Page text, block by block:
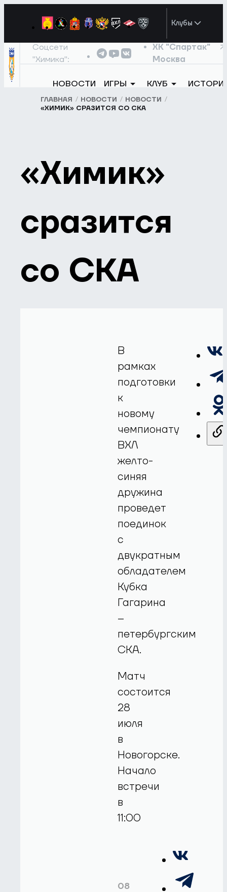
Клубы
Соцсети
"Химика":
ХК "Спартак"
Москва
НОВОСТИ ИГРЫ КЛУБ
ГЛАВНАЯ НОВОСТИ
НОВОСТИ
«ХИМИК» СРАЗИТСЯ СО СКА
«Химик»
сразится
со СКА
В
рамках
подготовки
к
новому
чемпионату
ВХЛ
желто-
синяя
дружина
проведет
поединок
с
двукратным
обладателем
Кубка
Гагарина
–
петербургским
СКА.
Матч
состоится
28
июля
в
Новогорске.
Начало
встречи
в
11:00
08